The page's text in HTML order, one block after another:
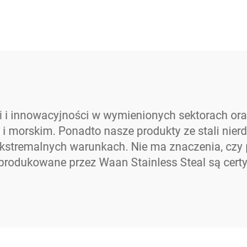
innowacyjności w wymienionych sektorach
Ponadto nasze produkty ze stali
warunkach. Nie ma znaczenia,
przez Waan Stainless Steal są